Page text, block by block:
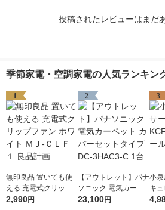
投稿されたレビューはまだ
季節家電・空調家電の人気ランキン
1
無印良品 置いても使
える 充電式クリップ
ファン ホワイト ＭＪ-
2,990円
2
【アウトレット】パナ
ソニック 電気カーペ
ット カバーセットタ
23,100円
3
小
キ
7W